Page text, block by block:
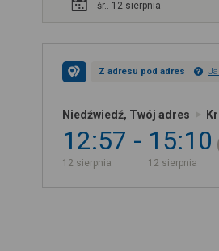
śr.. 12 sierpnia
Z adresu pod adres
Niedźwiedź, Twój adres
12:57
12 sierpnia
15:10
12 sierpnia